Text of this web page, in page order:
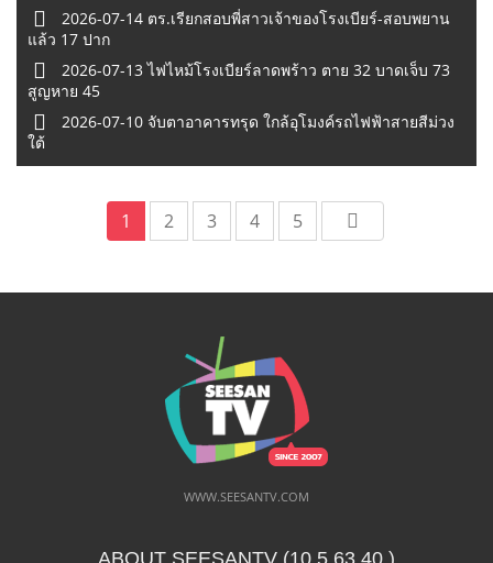
2026-07-14 ตร.เรียกสอบพี่สาวเจ้าของโรงเบียร์-สอบพยาน
แล้ว 17 ปาก
2026-07-13 ไฟไหม้โรงเบียร์ลาดพร้าว ตาย 32 บาดเจ็บ 73
สูญหาย 45
2026-07-10 จับตาอาคารทรุด ใกล้อุโมงค์รถไฟฟ้าสายสีม่วง
ใต้
1 2 3 4 5
WWW.SEESANTV.COM